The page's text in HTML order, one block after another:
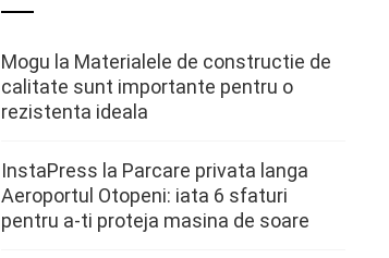
Mogu la Materialele de constructie de
calitate sunt importante pentru o
rezistenta ideala
InstaPress la Parcare privata langa
Aeroportul Otopeni: iata 6 sfaturi
pentru a-ti proteja masina de soare